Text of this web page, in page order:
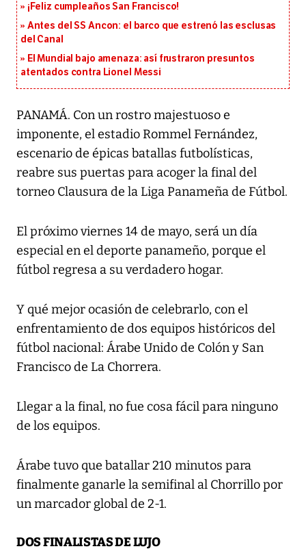
¡Feliz cumpleaños San Francisco!
Antes del SS Ancon: el barco que estrenó las esclusas
del Canal
El Mundial bajo amenaza: así frustraron presuntos
atentados contra Lionel Messi
PANAMÁ. Con un rostro majestuoso e
imponente, el estadio Rommel Fernández,
escenario de épicas batallas futbolísticas,
reabre sus puertas para acoger la final del
torneo Clausura de la Liga Panameña de Fútbol.
El próximo viernes 14 de mayo, será un día
especial en el deporte panameño, porque el
fútbol regresa a su verdadero hogar.
Y qué mejor ocasión de celebrarlo, con el
enfrentamiento de dos equipos históricos del
fútbol nacional: Árabe Unido de Colón y San
Francisco de La Chorrera.
Llegar a la final, no fue cosa fácil para ninguno
de los equipos.
Árabe tuvo que batallar 210 minutos para
finalmente ganarle la semifinal al Chorrillo por
un marcador global de 2-1.
DOS FINALISTAS DE LUJO